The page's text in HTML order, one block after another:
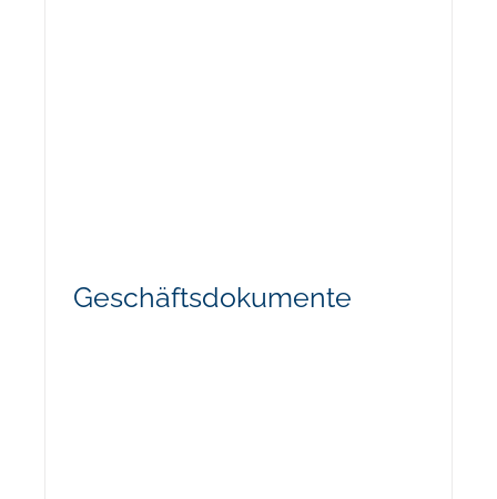
Geschäftsdokumente